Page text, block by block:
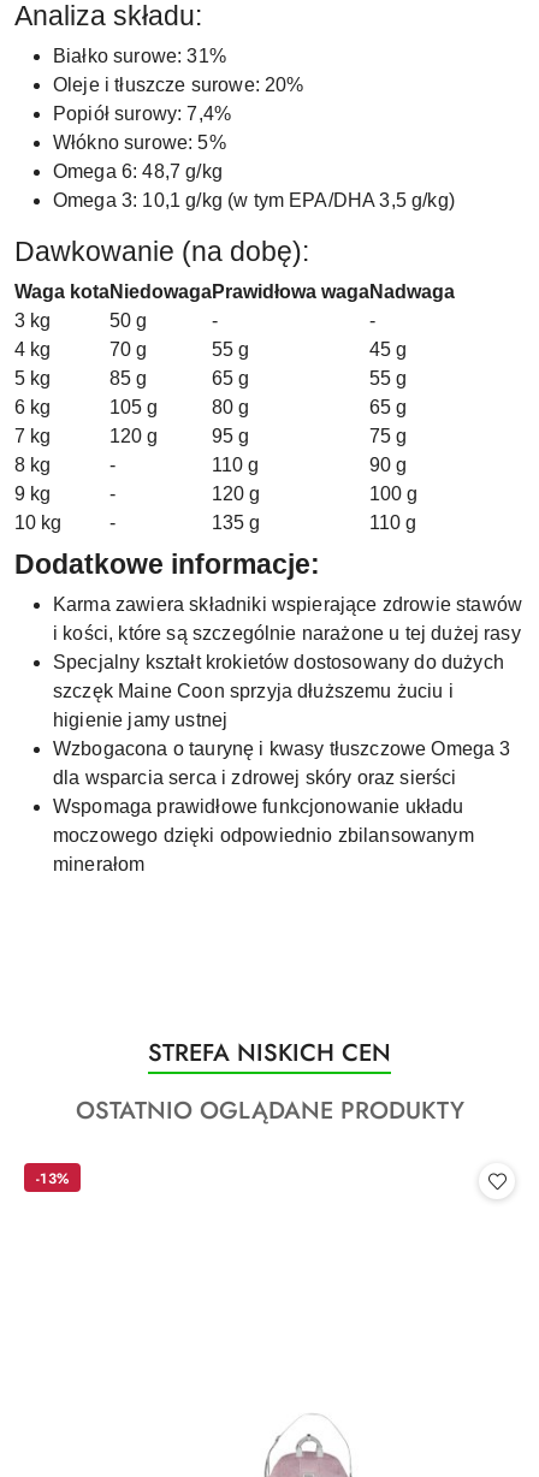
Analiza składu:
Białko surowe: 31%
Oleje i tłuszcze surowe: 20%
Popiół surowy: 7,4%
Włókno surowe: 5%
Omega 6: 48,7 g/kg
Omega 3: 10,1 g/kg (w tym EPA/DHA 3,5 g/kg)
Dawkowanie (na dobę):
Waga kotaNiedowagaPrawidłowa wagaNadwaga
3 kg
50 g -
-
4 kg
70 g 55 g
45 g
5 kg
85 g 65 g
55 g
6 kg
105 g 80 g
65 g
7 kg
120 g 95 g
75 g
8 kg
- 110 g
90 g
9 kg
- 120 g
100 g
10 kg
- 135 g 110 g
Dodatkowe informacje:
Karma zawiera składniki wspierające zdrowie stawów
i kości, które są szczególnie narażone u tej dużej rasy
Specjalny kształt krokietów dostosowany do dużych
szczęk Maine Coon sprzyja dłuższemu żuciu i
higienie jamy ustnej
Wzbogacona o taurynę i kwasy tłuszczowe Omega 3
dla wsparcia serca i zdrowej skóry oraz sierści
Wspomaga prawidłowe funkcjonowanie układu
moczowego dzięki odpowiednio zbilansowanym
minerałom
Pomiń karuzelę produktów
Produkty
o
statusie:
STREFA NISKICH CEN
Produkty
statusie:
OSTATNIO OGLĄDANE PRODUKTY
-13%